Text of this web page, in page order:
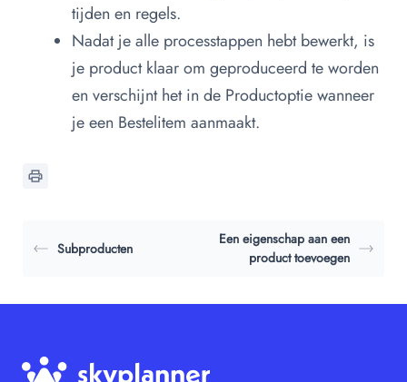
tijden en regels.
Nadat je alle processtappen hebt bewerkt, is
je product klaar om geproduceerd te worden
en verschijnt het in de Productoptie wanneer
je een Bestelitem aanmaakt.
Subproducten
Een eigenschap aan een
product toevoegen